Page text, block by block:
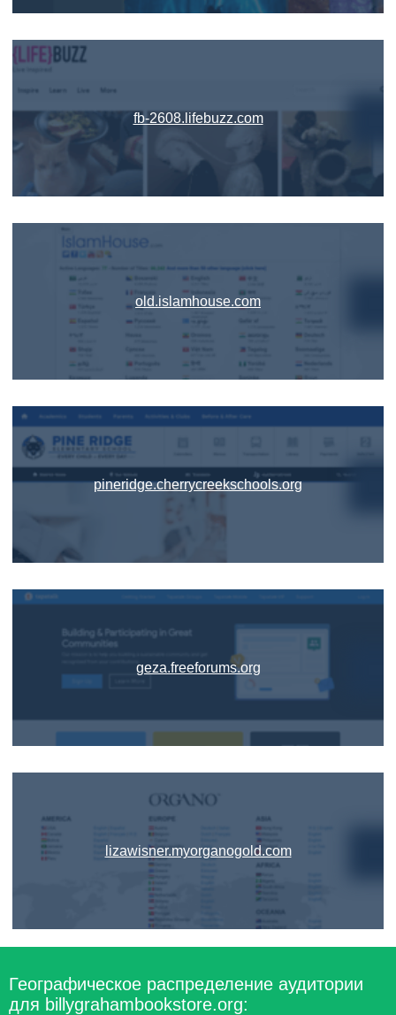
fb-2608.lifebuzz.com
old.islamhouse.com
pineridge.cherrycreekschools.org
geza.freeforums.org
lizawisner.myorganogold.com
Географическое распределение аудитории
для billygrahambookstore.org: